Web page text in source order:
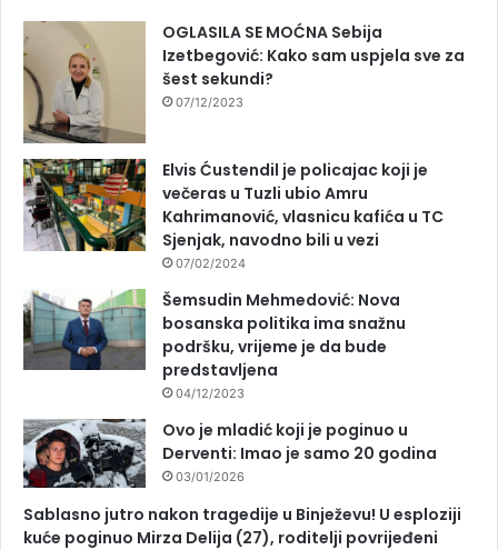
OGLASILA SE MOĆNA Sebija
Izetbegović: Kako sam uspjela sve za
šest sekundi?
07/12/2023
Elvis Ćustendil je policajac koji je
večeras u Tuzli ubio Amru
Kahrimanović, vlasnicu kafića u TC
Sjenjak, navodno bili u vezi
07/02/2024
Šemsudin Mehmedović: Nova
bosanska politika ima snažnu
podršku, vrijeme je da bude
predstavljena
04/12/2023
Ovo je mladić koji je poginuo u
Derventi: Imao je samo 20 godina
03/01/2026
Sablasno jutro nakon tragedije u Binježevu! U esploziji
kuće poginuo Mirza Delija (27), roditelji povrijeđeni